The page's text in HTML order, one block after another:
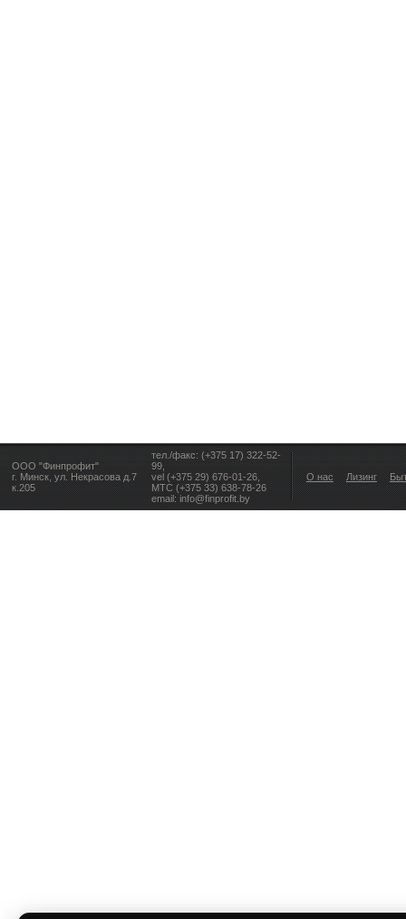
ООО "Финпрофит"
г. Минск, ул. Некрасова д.7
к.205
тел./факс: (+375 17) 322-52-
99,
vel (+375 29) 676-01-26,
МТС (+375 33) 638-78-26
email: info@finprofit.by
О нас Лизинг